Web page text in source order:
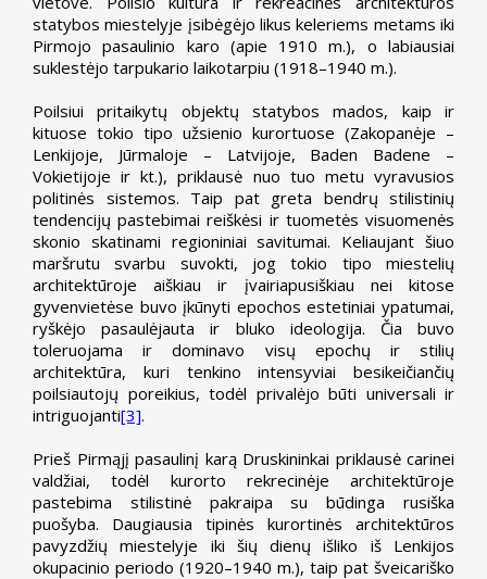
statybos miestelyje įsibėgėjo likus keleriems metams iki
Pirmojo pasaulinio karo (apie 1910 m.), o labiausiai
suklestėjo tarpukario laikotarpiu (1918–1940 m.).
Poilsiui pritaikytų objektų statybos mados, kaip ir
kituose tokio tipo užsienio kurortuose (Zakopanėje –
Lenkijoje, Jūrmaloje – Latvijoje, Baden Badene –
Vokietijoje ir kt.), priklausė nuo tuo metu vyravusios
politinės sistemos. Taip pat greta bendrų stilistinių
tendencijų pastebimai reiškėsi ir tuometės visuomenės
skonio skatinami regioniniai savitumai. Keliaujant šiuo
maršrutu svarbu suvokti, jog tokio tipo miestelių
architektūroje aiškiau ir įvairiapusiškiau nei kitose
gyvenvietėse buvo įkūnyti epochos estetiniai ypatumai,
ryškėjo pasaulėjauta ir bluko ideologija. Čia buvo
toleruojama ir dominavo visų epochų ir stilių
architektūra, kuri tenkino intensyviai besikeičiančių
poilsiautojų poreikius, todėl privalėjo būti universali ir
intriguojanti[3].
Prieš Pirmąjį pasaulinį karą Druskininkai priklausė carinei
valdžiai, todėl kurorto rekrecinėje architektūroje
pastebima stilistinė pakraipa su būdinga rusiška
puošyba. Daugiausia tipinės kurortinės architektūros
pavyzdžių miestelyje iki šių dienų išliko iš Lenkijos
okupacinio periodo (1920–1940 m.), taip pat šveicariško